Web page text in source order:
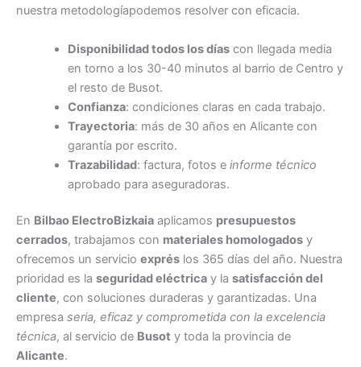
nuestra metodologíapodemos resolver con eficacia.
Disponibilidad todos los díascon llegada media
en torno a los 30-40 minutos al barrio de Centro y
el resto de Busot.
Confianza: condiciones claras en cada trabajo.
Trayectoria: más de 30 años en Alicante con
garantía por escrito.
Trazabilidad: factura, fotos e informe técnico
aprobado para aseguradoras.
En Bilbao ElectroBizkaia aplicamos presupuestos
cerrados, trabajamos con materiales homologados y
ofrecemos un servicio exprés los 365 días del año. Nuestra
prioridad es la seguridad eléctrica y la satisfacción del
cliente, con soluciones duraderas y garantizadas. Una
empresa seria, eficaz y comprometida con la excelencia
técnica, al servicio de Busot y toda la provincia de
Alicante.